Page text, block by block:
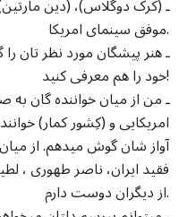
موفق سینمای امریکا.
ـ هنر پیشگان مورد نظر تان
خود را هم معرفی کنید!
ـ من از میان خواننده گان به
امریکایی و (کِشور کمار)
آواز شان گوش میدهم. از
فقید ایران، ناصر طهوری ،
از دیگران دوست دارم.